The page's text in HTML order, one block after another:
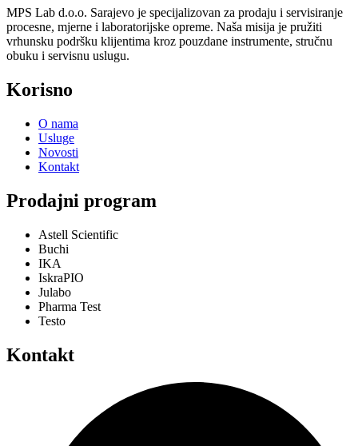
MPS Lab d.o.o. Sarajevo je specijalizovan za prodaju i servisiranje
procesne, mjerne i laboratorijske opreme. Naša misija je pružiti
vrhunsku podršku klijentima kroz pouzdane instrumente, stručnu
obuku i servisnu uslugu.
Korisno
O nama
Usluge
Novosti
Kontakt
Prodajni program
Astell Scientific
Buchi
IKA
IskraPIO
Julabo
Pharma Test
Testo
Kontakt